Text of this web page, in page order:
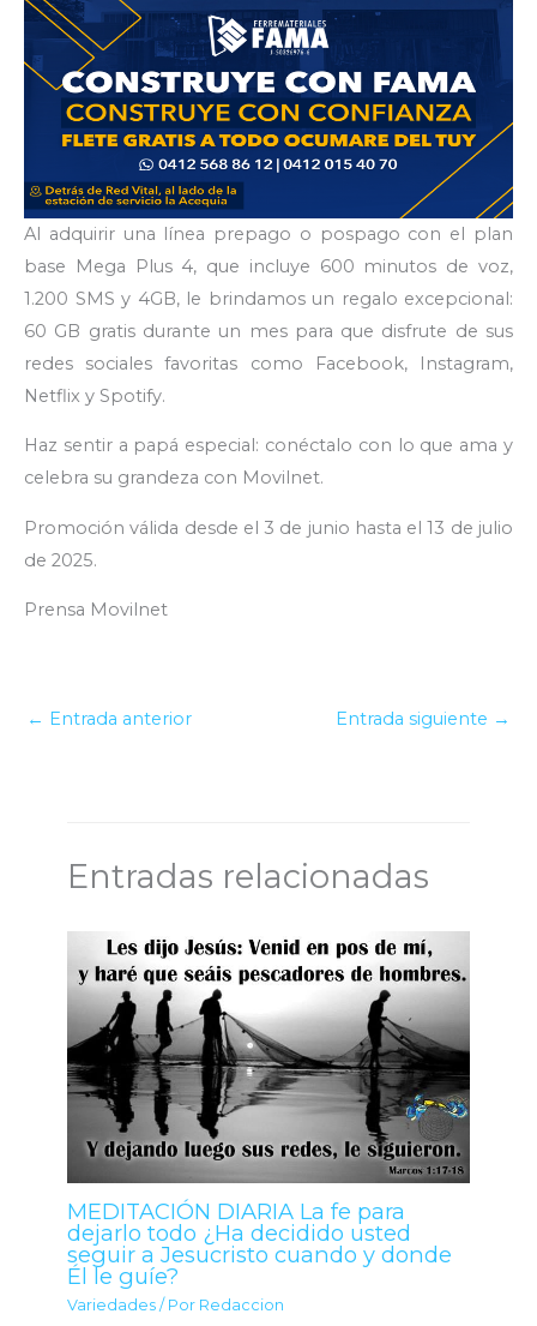
Al adquirir una línea prepago o pospago con el plan
base Mega Plus 4, que incluye 600 minutos de voz,
1.200 SMS y 4GB, le brindamos un regalo excepcional:
60 GB gratis durante un mes para que disfrute de sus
redes sociales favoritas como Facebook, Instagram,
Netflix y Spotify.
Haz sentir a papá especial: conéctalo con lo que ama y
celebra su grandeza con Movilnet.
Promoción válida desde el 3 de junio hasta el 13 de julio
de 2025.
Prensa Movilnet
← Entrada anterior Entrada siguiente →
Entradas relacionadas
MEDITACIÓN DIARIA La fe para
dejarlo todo ¿Ha decidido usted
seguir a Jesucristo cuando y donde
Él le guíe?
Variedades / Por Redaccion